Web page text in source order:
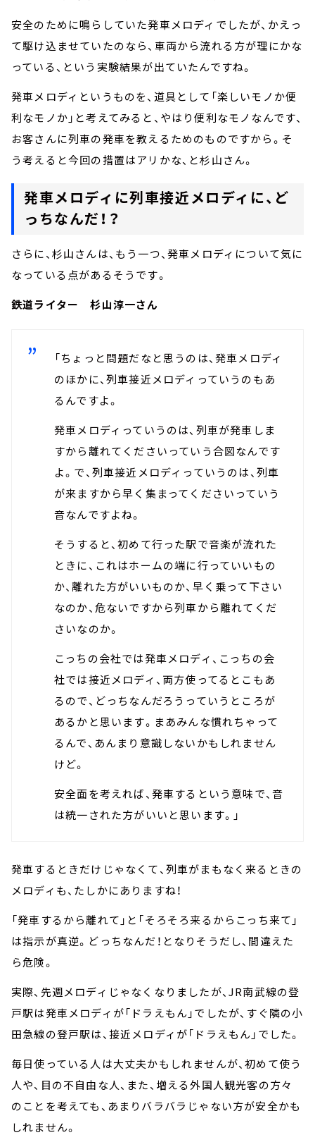
安全のために鳴らしていた発車メロディでしたが、かえっ
て駆け込ませていたのなら、車両から流れる方が理にかな
っている、という実験結果が出ていたんですね。
発車メロディというものを、道具として「楽しいモノか便
利なモノか」と考えてみると、やはり便利なモノなんです、
お客さんに列車の発車を教えるためのものですから。そ
う考えると今回の措置はアリかな、と杉山さん。
発車メロディに列車接近メロディに、ど
っちなんだ！？
さらに、杉山さんは、もう一つ、発車メロディについて気に
なっている点があるそうです。
鉄道ライター 杉山淳一さん
「ちょっと問題だなと思うのは、発車メロディ
のほかに、列車接近メロディっていうのもあ
るんですよ。
発車メロディっていうのは、列車が発車しま
すから離れてくださいっていう合図なんです
よ。で、列車接近メロディっていうのは、列車
が来ますから早く集まってくださいっていう
音なんですよね。
そうすると、初めて行った駅で音楽が流れた
ときに、これはホームの端に行っていいもの
か、離れた方がいいものか、早く乗って下さい
なのか、危ないですから列車から離れてくだ
さいなのか。
こっちの会社では発車メロディ、こっちの会
社では接近メロディ、両方使ってるとこもあ
るので、どっちなんだろうっていうところが
あるかと思います。まあみんな慣れちゃって
るんで、あんまり意識しないかもしれません
けど。
安全面を考えれば、発車するという意味で、音
は統一された方がいいと思います。」
発車するときだけじゃなくて、列車がまもなく来るときの
メロディも、たしかにありますね！
「発車するから離れて」と「そろそろ来るからこっち来て」
は指示が真逆。どっちなんだ！となりそうだし、間違えた
ら危険。
実際、先週メロディじゃなくなりましたが、JR南武線の登
戸駅は発車メロディが「ドラえもん」でしたが、すぐ隣の小
田急線の登戸駅は、接近メロディが「ドラえもん」でした。
毎日使っている人は大丈夫かもしれませんが、初めて使う
人や、目の不自由な人、また、増える外国人観光客の方々
のことを考えても、あまりバラバラじゃない方が安全かも
しれません。